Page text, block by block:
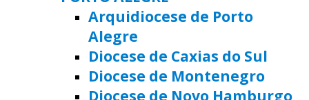
Arquidiocese de Porto
Alegre
Diocese de Caxias do Sul
Diocese de Montenegro
Diocese de Novo Hamburgo